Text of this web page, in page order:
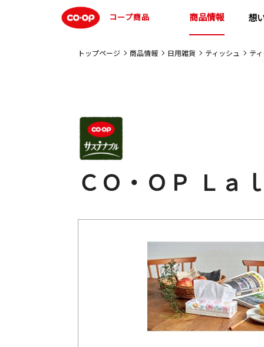
コープ商品 商品情報 想
トップページ 商品情報 日用雑貨 ティッシュ テ
ＣＯ・ＯＰ Ｌａ